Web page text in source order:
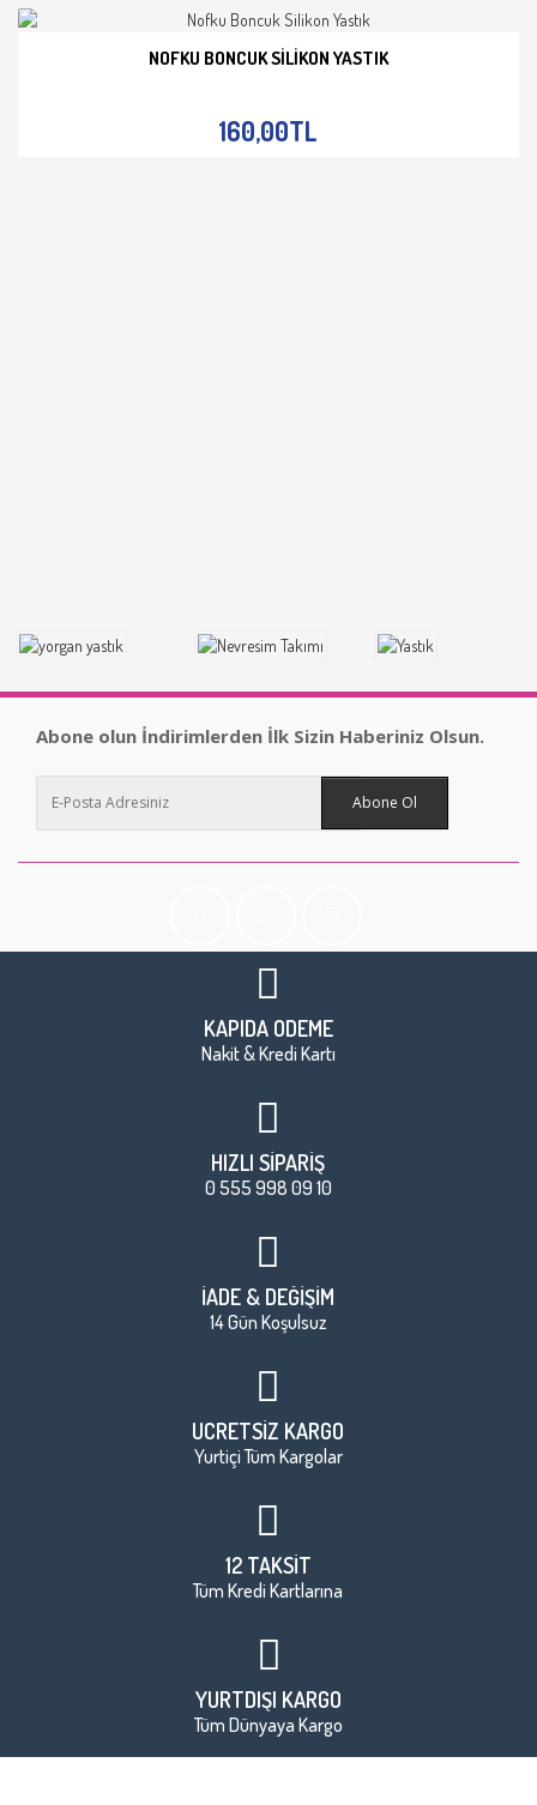
NOFKU BONCUK SILIKON YASTIK
160,00TL
Abone olun İndirimlerden İlk Sizin Haberiniz Olsun.
Abone Ol
KAPIDA ÖDEME
Nakit & Kredi Kartı
HIZLI SİPARİŞ
0 555 998 09 10
İADE & DEĞİŞİM
14 Gün Koşulsuz
ÜCRETSİZ KARGO
Yurtiçi Tüm Kargolar
12 TAKSİT
Tüm Kredi Kartlarına
YURTDIŞI KARGO
Tüm Dünyaya Kargo